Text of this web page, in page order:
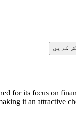
کریں
its focus on
it an attractive